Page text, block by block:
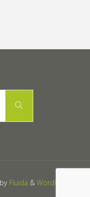
Search
Fluida & WordPress.